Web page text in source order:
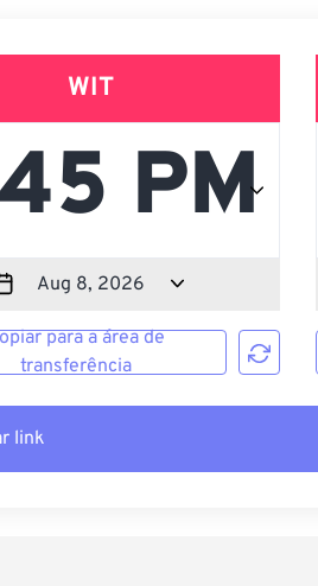
WIT
para a área de
transferência
link